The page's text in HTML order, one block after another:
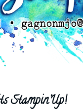
Stampin'Up!